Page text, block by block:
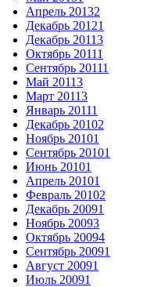
Апрель 20132
Декабрь 20121
Декабрь 20113
Октябрь 20111
Сентябрь 20111
Май 20113
Март 20113
Январь 20111
Декабрь 20102
Ноябрь 20101
Сентябрь 20101
Июнь 20101
Апрель 20101
Февраль 20102
Декабрь 20091
Ноябрь 20093
Октябрь 20094
Сентябрь 20091
Август 20091
Июль 20091